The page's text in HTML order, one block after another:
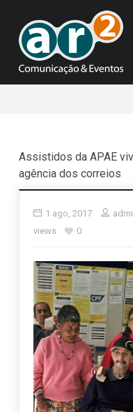
Assistidos da APAE
agência dos correios
1 ago, 2017
views
0